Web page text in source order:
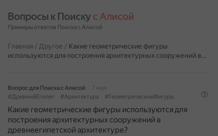
Вопросы к Поиску с Алисой
Примеры ответов Поиска с Алисой
Главная / Другое / Какие геометрические фигуры
используются для построения архитектурных сооружений в…
Вопрос для Поиска с Алисой
7 мая
#ДревнийЕгипет
#Архитектура #ГеометрическиеФигуры
Какие геометрические фигуры используются для
построения архитектурных сооружений в
древнеегипетской архитектуре?